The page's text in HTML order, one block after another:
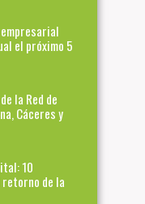
el próximo 5
la Red de
Cáceres y
10
de la